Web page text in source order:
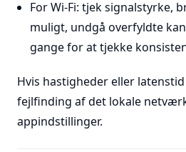
For Wi-Fi: tjek signalstyrke,
muligt, undgå overfyldte
gange for at tjekke
Hvis hastigheder eller
fejlfinding af det lokale
appindstillinger.